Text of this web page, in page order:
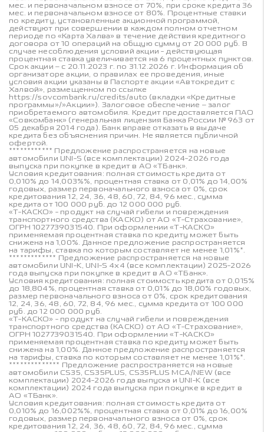
мес. и первоначальном взносе от 70%, при сроке кредита 36
мес. и первоначальном взносе от 80%. Процентные ставки
по кредиту, установленные акционной программой,
действуют при совершении в каждом полном отчетном
периоде по «Карта Халва» в течение действия кредитного
договора от 10 операций на общую сумму от 20 000 руб. В
случае несоблюдения условий акции - действующая
процентная ставка увеличивается на 6 процентных пунктов.
Срок акции – с 20.11.2023 г. по 31.12.2026 г. Информация об
организаторе акции, о правилах ее проведения, иные
условия акции указаны в Паспорте акции «Автокредит с
Халвой», размещенном по ссылке
https://sovcombank.ru/credits/auto (вкладки «Кредитные
программы»/»Акции»). Залоговое обеспечение – залог
приобретаемого автомобиля. Кредит предоставляется ПАО
«Совкомбанк» (генеральная лицензия Банка России № 963 от
05 декабря 2014 года). Банк вправе отказать в выдаче
кредита без объяснения причин. Не является публичной
офертой.
************ Предложение распространяется на новые
автомобили UNI-S (все комплектации) 2024-2026 года
выпуска при покупке в кредит в АО «ТБанк».
Условия кредитования: полная стоимость кредита от
0,010% до 14,003%%, процентная ставка от 0,01% до 14,00%
годовых, размер первоначального взноса от 0%, срок
кредитования 12, 24, 36, 48, 60, 72, 84, 96 мес., сумма
кредита от 100 000 руб. до 12 000 000 руб.
«Т-КАСКО» - продукт на случай гибели и повреждения
транспортного средства (КАСКО) от АО «Т-Страхование»,
ОГРН 1027739031540. При оформлении «Т-КАСКО»
применяемая процентная ставка по кредиту может быть
снижена на 1,00%. Данное предложение распространяется
на тарифы, ставка по которым составляет не менее 1,01%*.
************* Предложение распространяется на новые
автомобили UNI-K, UNI-S 4x4 (все комплектации) 2025-2026
года выпуска при покупке в кредит в АО «ТБанк».
Условия кредитования: полная стоимость кредита от 0,015%
до 18,804%, процентная ставка от 0,01% до 18,00% годовых,
размер первоначального взноса от 0%, срок кредитования
12, 24, 36, 48, 60, 72, 84, 96 мес., сумма кредита от 100 000
руб. до 12 000 000 руб.
«Т-КАСКО» - продукт на случай гибели и повреждения
транспортного средства (КАСКО) от АО «Т-Страхование»,
ОГРН 1027739031540. При оформлении «Т-КАСКО»
применяемая процентная ставка по кредиту может быть
снижена на 1,00%. Данное предложение распространяется
на тарифы, ставка по которым составляет не менее 1,01%*.
************** Предложение распространяется на новые
автомобили CS35, CS35PLUS, CS35PLUS MCA/NEW (все
комплектации) 2024-2026 года выпуска и UNI-K (все
комплектации) 2024 года выпуска при покупке в кредит в
АО «ТБанк».
Условия кредитования: полная стоимость кредита от
0,010% до 16,002%%, процентная ставка от 0,01% до 16,00%
годовых, размер первоначального взноса от 0%, срок
кредитования 12, 24, 36, 48, 60, 72, 84, 96 мес., сумма